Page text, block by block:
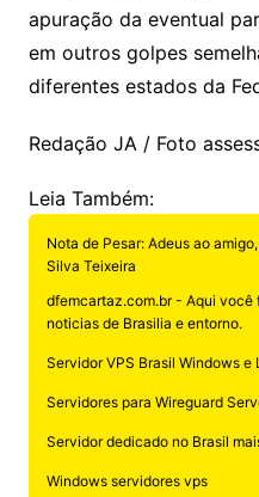
apuração da eventual
em outros golpes
diferentes estados da
Redação JA / Foto
Leia Também:
Nota de Pesar: Adeus ao
Silva Teixeira
dfemcartaz.com.br - Aqui você
noticias de Brasilia e entorno.
Servidor VPS Brasil Windows e
Servidores para Wireguard
Servidor dedicado no Brasil
Windows servidores vps